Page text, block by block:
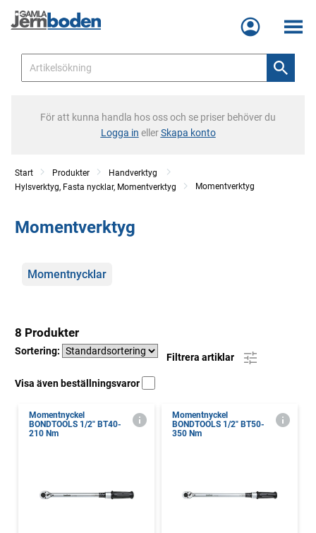
Meny
För att kunna handla hos oss och se priser behöver du
Logga in ellerSkapa konto
Start Produkter
Handverktyg
Hylsverktyg, Fasta nycklar, Momentverktyg
Momentverktyg
Momentverktyg
Kategorier
Momentnycklar
8 Produkter
Sortering:
Filtrera artiklar
Visa även beställningsvaror
Momentnyckel
BONDTOOLS 1/2" BT40-
210 Nm
Momentnyckel
BONDTOOLS 1/2" BT50-
350 Nm